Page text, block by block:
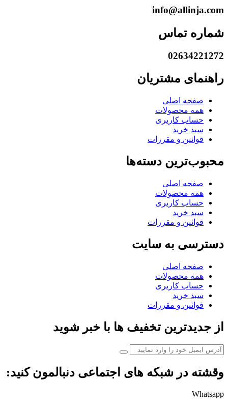
info@allinja.com
شماره تماس
02634221272
راهنمای مشتریان
صفحه اصلی
همه محصولات
حساب کاربری
سبد خرید
قوانین و مقررات
محبوب‌ترین دسته‌ها
صفحه اصلی
همه محصولات
حساب کاربری
سبد خرید
قوانین و مقررات
دسترسی به سایت
صفحه اصلی
همه محصولات
حساب کاربری
سبد خرید
قوانین و مقررات
از جدیدترین تخفیف ها با خبر شوید
وقشته در شبکه های اجتماعی دنبالمون کنید:
Whatsapp